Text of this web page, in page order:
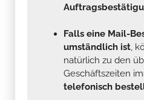
Falls eine Mail-
umständlich ist,
natürlich zu den
Geschäftszeiten
telefonisch